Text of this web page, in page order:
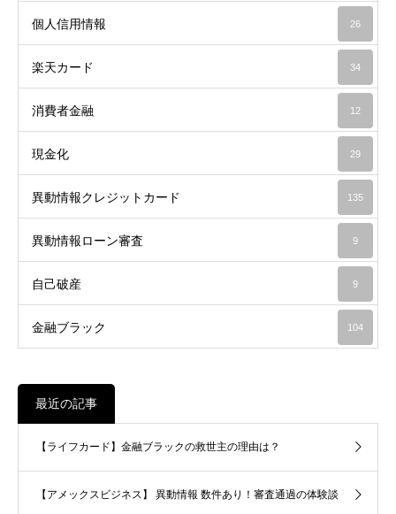
個人信用情報 26
楽天カード 34
消費者金融 12
現金化 29
異動情報クレジットカード 135
異動情報ローン審査 9
自己破産 9
金融ブラック 104
最近の記事
【ライフカード】金融ブラックの救世主の理由は？
【アメックスビジネス】 異動情報 数件あり！審査通過の体験談